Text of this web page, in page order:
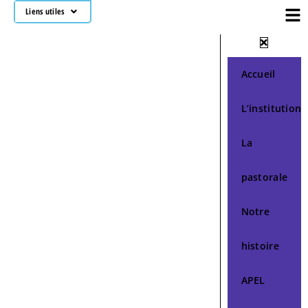
Liens utiles
Accueil
L’institution
La
pastorale
Notre
histoire
APEL